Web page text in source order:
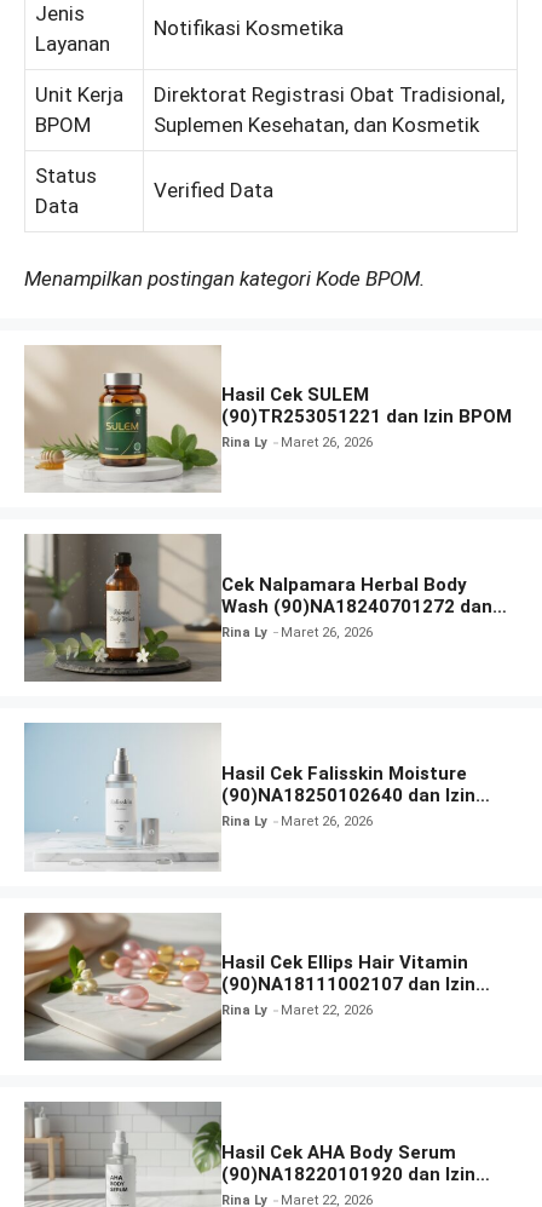
Jenis
Layanan
Notifikasi Kosmetika
Unit Kerja
BPOM
Direktorat Registrasi Obat Tradisional,
Suplemen Kesehatan, dan Kosmetik
Status
Data
Verified Data
Menampilkan postingan kategori Kode BPOM.
Hasil Cek SULEM
(90)TR253051221 dan Izin BPOM
Rina Ly Maret 26, 2026
Cek Nalpamara Herbal Body
Wash (90)NA18240701272 dan
Izin Bpom
Rina Ly Maret 26, 2026
Hasil Cek Falisskin Moisture
(90)NA18250102640 dan Izin
BPOM
Rina Ly Maret 26, 2026
Hasil Cek Ellips Hair Vitamin
(90)NA18111002107 dan Izin
BPOM
Rina Ly Maret 22, 2026
Hasil Cek AHA Body Serum
(90)NA18220101920 dan Izin
BPOM
Rina Ly Maret 22, 2026